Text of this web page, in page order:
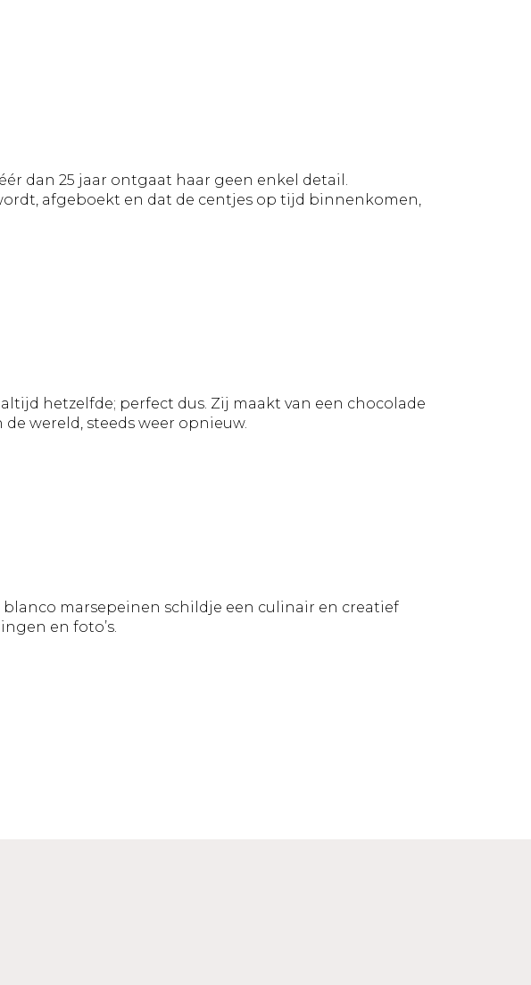
dan 25 jaar ontgaat haar geen enkel detail.
afgeboekt en dat de centjes op tijd binnenkomen,
hetzelfde; perfect dus. Zij maakt van een chocolade
wereld, steeds weer opnieuw.
marsepeinen schildje een culinair en creatief
en foto’s.